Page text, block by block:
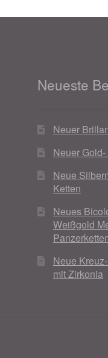
Neueste
Neuer
Neuer
Neue
Ketten
Neues
Weißgold
Neue
mit Zirkonia